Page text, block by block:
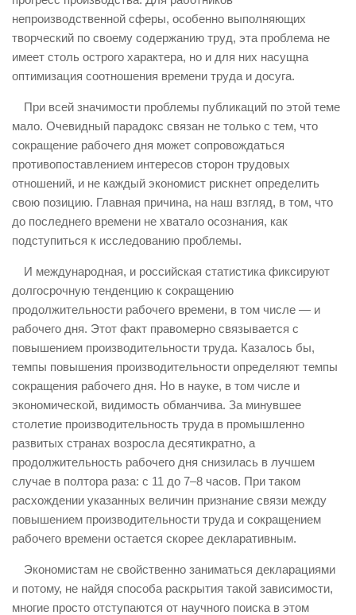
непроизводственной сферы, особенно выполняющих
творческий по своему содержанию труд, эта проблема не
имеет столь острого характера, но и для них насущна
оптимизация соотношения времени труда и досуга.
При всей значимости проблемы публикаций по этой теме
мало. Очевидный парадокс связан не только с тем, что
сокращение рабочего дня может сопровождаться
противопоставлением интересов сторон трудовых
отношений, и не каждый экономист рискнет определить
свою позицию. Главная причина, на наш взгляд, в том, что
до последнего времени не хватало осознания, как
подступиться к исследованию проблемы.
И международная, и российская статистика фиксируют
долгосрочную тенденцию к сокращению
продолжительности рабочего времени, в том числе — и
рабочего дня. Этот факт правомерно связывается с
повышением производительности труда. Казалось бы,
темпы повышения производительности определяют темпы
сокращения рабочего дня. Но в науке, в том числе и
экономической, видимость обманчива. За минувшее
столетие производительность труда в промышленно
развитых странах возросла десятикратно, а
продолжительность рабочего дня снизилась в лучшем
случае в полтора раза: с 11 до 7–8 часов. При таком
расхождении указанных величин признание связи между
повышением производительности труда и сокращением
рабочего времени остается скорее декларативным.
Экономистам не свойственно заниматься декларациями
и потому, не найдя способа раскрытия такой зависимости,
многие просто отступаются от научного поиска в этом